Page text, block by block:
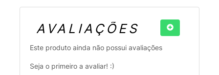
AVALIAÇÕES
Este produto ainda não possui avaliações
Seja o primeiro a avaliar! :)